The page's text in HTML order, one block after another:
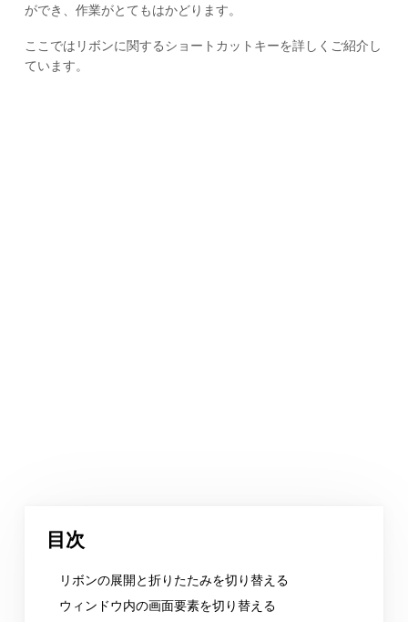
ができ、作業がとてもはかどります。
ここではリボンに関するショートカットキーを詳しくご紹介し
ています。
目次
リボンの展開と折りたたみを切り替える
ウィンドウ内の画面要素を切り替える